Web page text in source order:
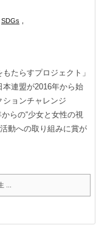
SDGs
たらすプロジェクト」
本連盟が2016年から始
ョンチャレンジ
からの“少女と女性の視
動への取り組みに賞が
...